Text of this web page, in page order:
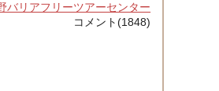
バリアフリーツアーセンター
コメント(1848)